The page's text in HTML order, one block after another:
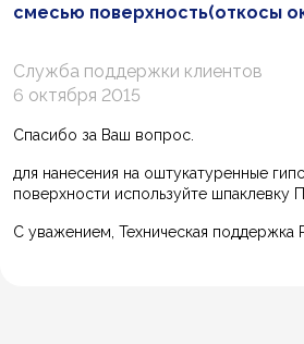
смесью поверхность(откосы
Служба поддержки клиентов
6 октября 2015
Спасибо за Ваш вопрос.
для нанесения на оштукатуренные
поверхности используйте шпаклевку
С уважением, Техническая поддержка